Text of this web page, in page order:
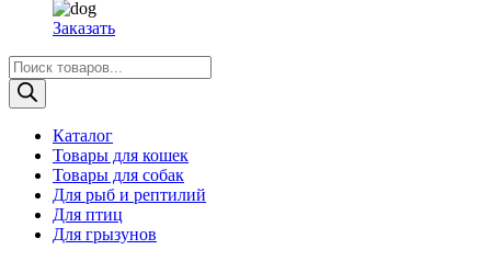
Заказать
Поиск
товаров
Каталог
Товары для кошек
Товары для собак
Для рыб и рептилий
Для птиц
Для грызунов